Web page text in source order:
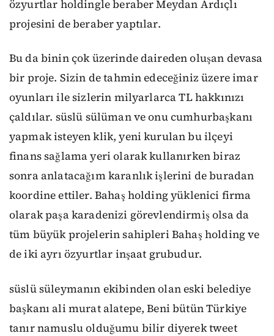
özyurtlar holdingle beraber Meydan Ardıçlı
projesini de beraber yaptılar.
Bu da binin çok üzerinde daireden oluşan devasa
bir proje. Sizin de tahmin edeceğiniz üzere imar
oyunları ile sizlerin milyarlarca TL hakkınızı
çaldılar. süslü sülüman ve onu cumhurbaşkanı
yapmak isteyen klik, yeni kurulan bu ilçeyi
finans sağlama yeri olarak kullanırken biraz
sonra anlatacağım karanlık işlerini de buradan
koordine ettiler. Bahaş holding yüklenici firma
olarak paşa karadenizi görevlendirmiş olsa da
tüm büyük projelerin sahipleri Bahaş holding ve
de iki ayrı özyurtlar inşaat grubudur.
süslü süleymanın ekibinden olan eski belediye
başkanı ali murat alatepe, Beni bütün Türkiye
tanır namuslu olduğumu bilir diyerek tweet